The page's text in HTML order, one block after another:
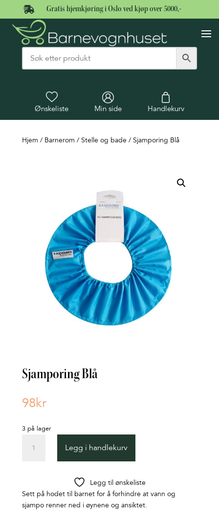
 Gratis hjemkjøring i Oslo ved kjøp over 5000,-
Ønskeliste Min side Handlekurv
Hjem / Barnerom / Stelle og bade / Sjamporing Blå
Sjamporing Blå
98kr
3 på lager
Legg i handlekurv
Legg til ønskeliste
Sett på hodet til barnet for å forhindre at vann og
sjampo renner ned i øynene og ansiktet.